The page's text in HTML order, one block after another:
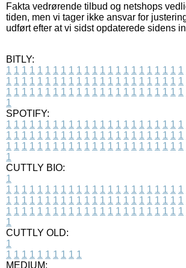
Fakta vedrørende tilbud og netshops
tiden, men vi tager ikke ansvar for
udført efter at vi sidst opdaterede sidens
BITLY:
1 1 1 1 1 1 1 1 1 1 1 1 1 1 1 1 1 1 1 1 1 1 1
1 1 1 1 1 1 1 1 1 1 1 1 1 1 1 1 1 1 1 1 1 1 1
1 1 1 1 1 1 1 1 1 1 1 1 1 1 1 1 1 1 1 1 1 1 1
1
SPOTIFY:
1 1 1 1 1 1 1 1 1 1 1 1 1 1 1 1 1 1 1 1 1 1 1
1 1 1 1 1 1 1 1 1 1 1 1 1 1 1 1 1 1 1 1 1 1 1
1 1 1 1 1 1 1 1 1 1 1 1 1 1 1 1 1 1 1 1 1 1 1
1
CUTTLY BIO:
1
1 1 1 1 1 1 1 1 1 1 1 1 1 1 1 1 1 1 1 1 1 1 1
1 1 1 1 1 1 1 1 1 1 1 1 1 1 1 1 1 1 1 1 1 1 1
1 1 1 1 1 1 1 1 1 1 1 1 1 1 1 1 1 1 1 1 1 1 1
1
CUTTLY OLD:
1
1 1 1 1 1 1 1 1 1 1
MEDIUM: